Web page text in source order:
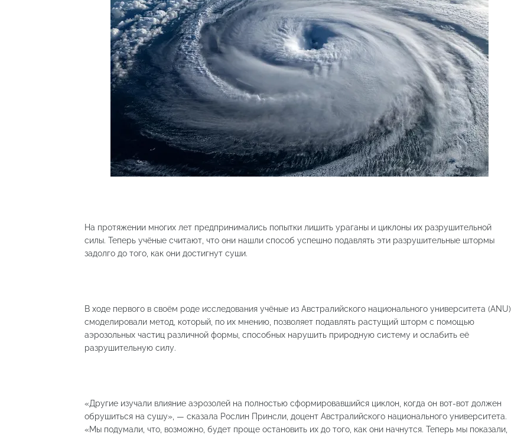
На протяжении многих лет предпринимались попытки лишить ураганы и циклоны их разрушительной
силы. Теперь учёные считают, что они нашли способ успешно подавлять эти разрушительные штормы
задолго до того, как они достигнут суши.
В ходе первого в своём роде исследования учёные из Австралийского национального университета (ANU)
смоделировали метод, который, по их мнению, позволяет подавлять растущий шторм с помощью
аэрозольных частиц различной формы, способных нарушить природную систему и ослабить её
разрушительную силу.
«Другие изучали влияние аэрозолей на полностью сформировавшийся циклон, когда он вот-вот должен
обрушиться на сушу», — сказала Рослин Принсли, доцент Австралийского национального университета.
«Мы подумали, что, возможно, будет проще остановить их до того, как они начнутся. Теперь мы показали,